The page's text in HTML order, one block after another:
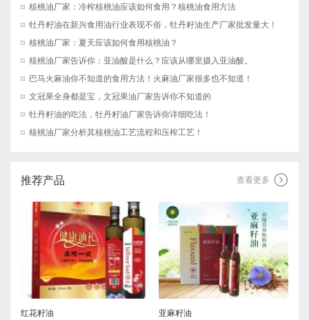
核桃油厂家：冷榨核桃油应该如何食用？核桃油食用方法
牡丹籽油在新兴食用油行业表现不俗，牡丹籽油生产厂家批发量大！
核桃油厂家：夏天应该如何食用核桃油？
核桃油厂家告诉你：亚油酸是什么？应该从哪里摄入亚油酸。
巴马火麻油你不知道的食用方法！火麻油厂家很多也不知道！
文冠果全身都是宝，文冠果油厂家告诉你不知道的
牡丹籽油的吃法，牡丹籽油厂家告诉你详细吃法！
核桃油厂家分析其核桃油工艺流程和压榨工艺！
推荐产品 查看更多 
红花籽油 亚麻籽油